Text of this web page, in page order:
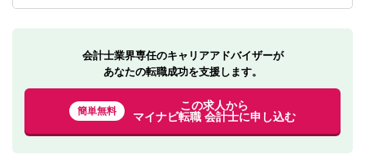
会計士業界専任のキャリアアドバイザーが
あなたの転職成功を支援します。
簡単無料
この求人から
マイナビ転職 会計士に申し込む